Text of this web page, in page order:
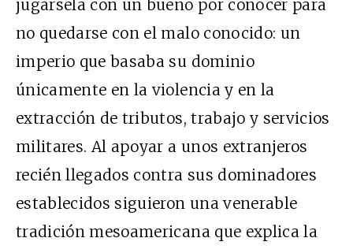
jugársela con un bueno por conocer para
no quedarse con el malo conocido: un
imperio que basaba su dominio
únicamente en la violencia y en la
extracción de tributos, trabajo y servicios
militares. Al apoyar a unos extranjeros
recién llegados contra sus dominadores
establecidos siguieron una venerable
tradición mesoamericana que explica la